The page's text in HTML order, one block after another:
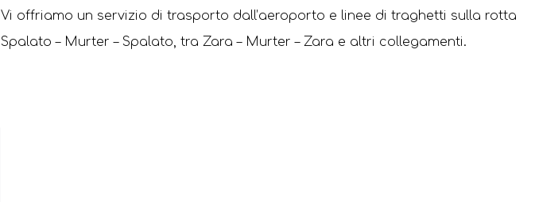
Vi offriamo un servizio di trasporto dall’aeroporto e linee di traghetti sulla rotta
Spalato – Murter – Spalato, tra Zara – Murter – Zara e altri collegamenti.